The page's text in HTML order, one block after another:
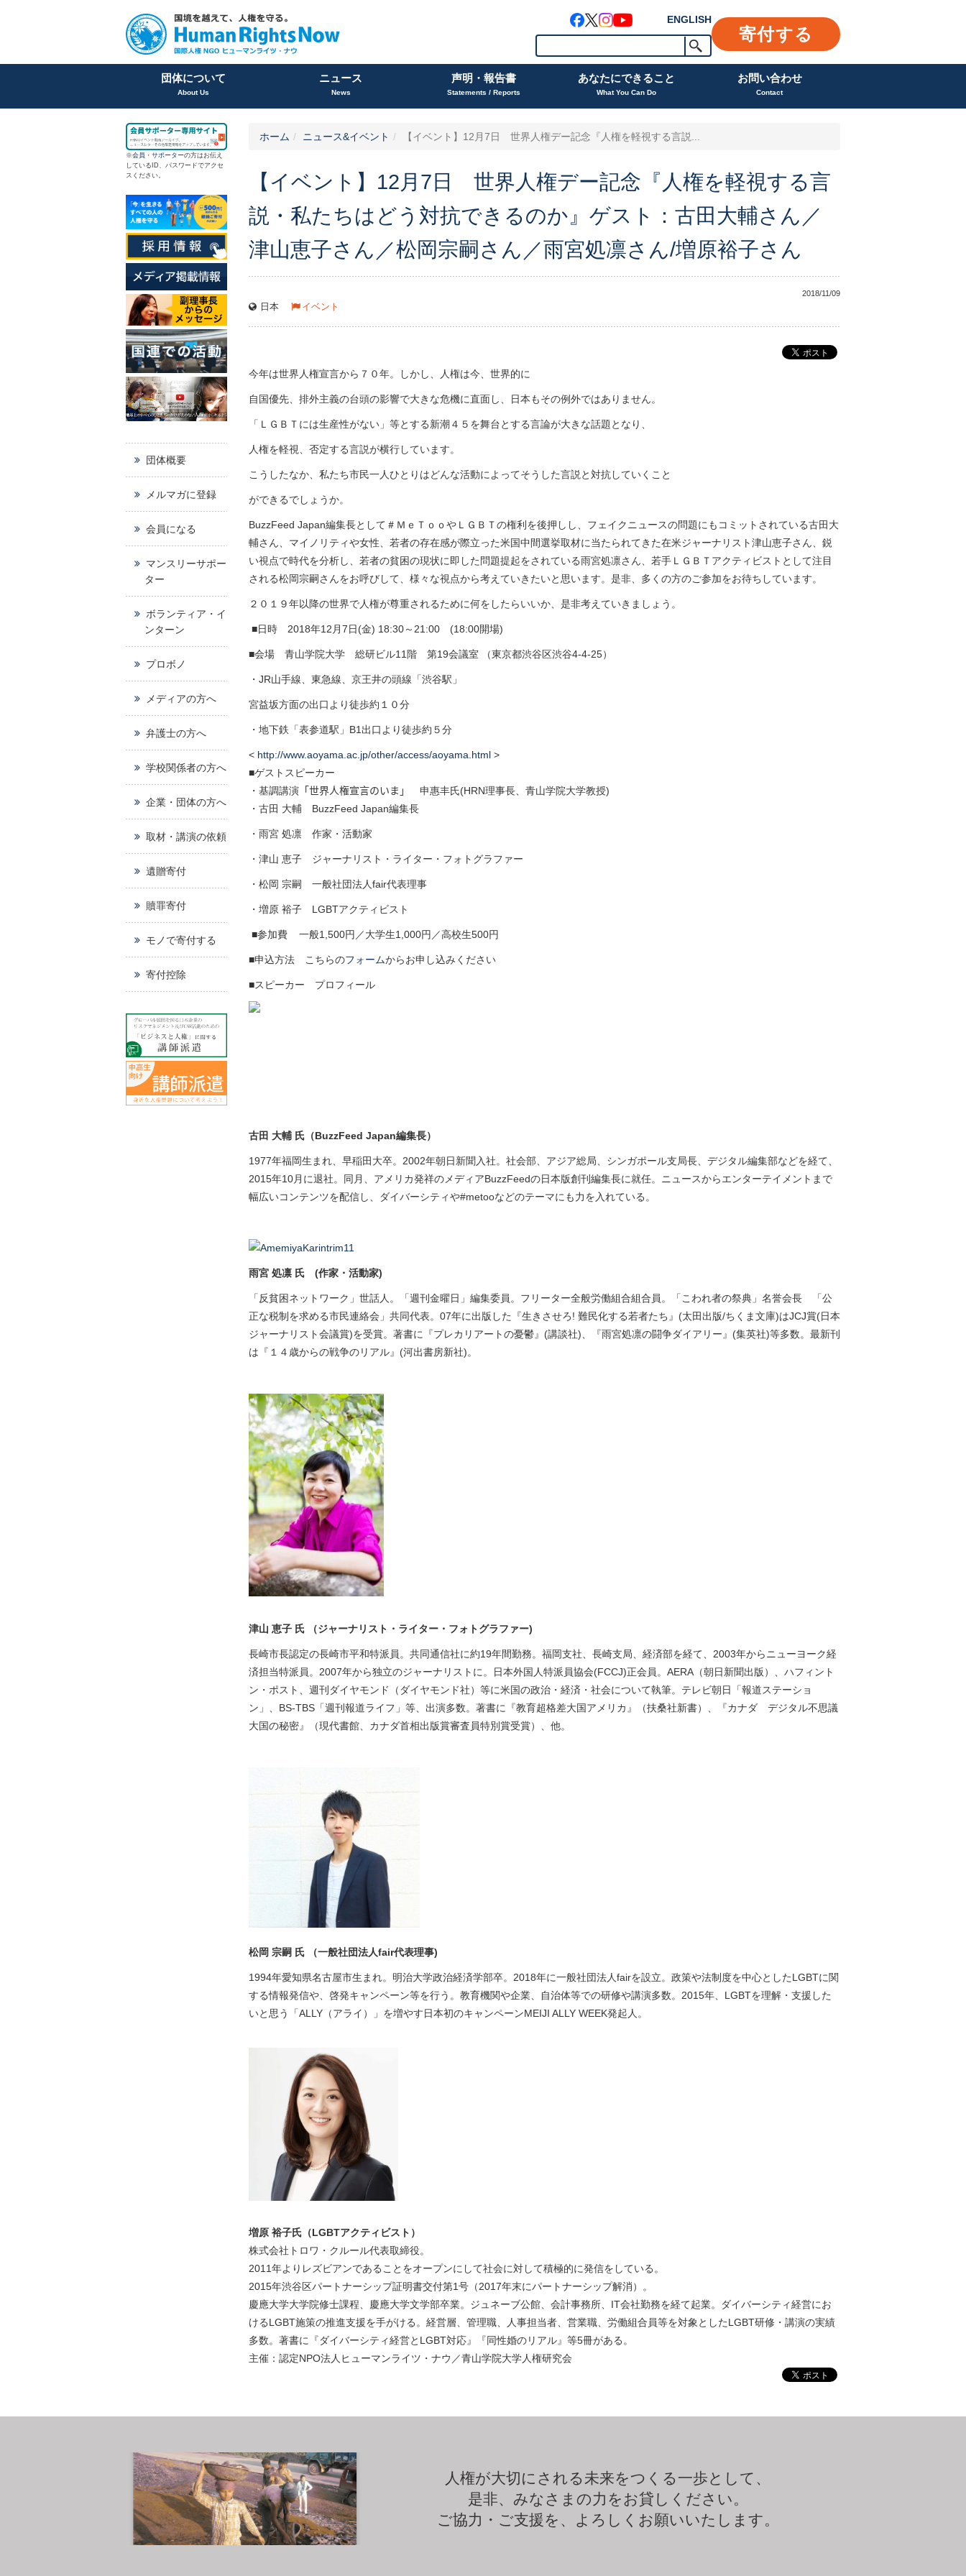
ENGLISH
寄付する
団体について
About Us
ニュース
News
声明・報告書
Statements / Reports
あなたにできること
What You Can Do
お問い合わせ
Contact
ホーム ニュース&イベント 【イベント】12月7日 世界人権デー記念『人権を軽視する言説...
【イベント】12月7日 世界人権デー記念『人権を軽視する言
説・私たちはどう対抗できるのか』ゲスト：古田大輔さん／
津山恵子さん／松岡宗嗣さん／雨宮処凛さん/増原裕子さん
2018/11/09
日本 イベント
今年は世界人権宣言から７０年。しかし、人権は今、世界的に
自国優先、排外主義の台頭の影響で大きな危機に直面し、日本もその例外ではありません。
「ＬＧＢＴには生産性がない」等とする新潮４５を舞台とする言論が大きな話題となり、
人権を軽視、否定する言説が横行しています。
こうしたなか、私たち市民一人ひとりはどんな活動によってそうした言説と対抗していくこと
ができるでしょうか。
BuzzFeed Japan編集長として＃ＭｅＴｏｏやＬＧＢＴの権利を後押しし、フェイクニュースの問題にもコミットされている古田大
輔さん、マイノリティや女性、若者の存在感が際立った米国中間選挙取材に当たられてきた在米ジャーナリスト津山恵子さん、鋭
い視点で時代を分析し、若者の貧困の現状に即した問題提起をされている雨宮処凛さん、若手ＬＧＢＴアクティビストとして注目
される松岡宗嗣さんをお呼びして、様々な視点から考えていきたいと思います。是非、多くの方のご参加をお待ちしています。
２０１９年以降の世界で人権が尊重されるために何をしたらいいか、是非考えていきましょう。
■日時 2018年12月7日(金) 18:30～21:00 (18:00開場)
■会場 青山学院大学 総研ビル11階 第19会議室 （東京都渋谷区渋谷4-4-25）
・JR山手線、東急線、京王井の頭線「渋谷駅」
宮益坂方面の出口より徒歩約１０分
・地下鉄「表参道駅」B1出口より徒歩約５分
< http://www.aoyama.ac.jp/other/access/aoyama.html>
■ゲストスピーカー
・基調講演「世界人権宣言のいま」
申惠丰氏(HRN理事長、青山学院大学教授)
・古田 大輔 BuzzFeed Japan編集長
・雨宮 処凛 作家・活動家
・津山 恵子 ジャーナリスト・ライター・フォトグラファー
・松岡 宗嗣 一般社団法人fair代表理事
・増原 裕子 LGBTアクティビスト
■参加費 一般1,500円／大学生1,000円／高校生500円
■申込方法 こちらのフォームからお申し込みください
■スピーカー プロフィール
古田 大輔 氏（BuzzFeed Japan編集長）
1977年福岡生まれ、早稲田大卒。2002年朝日新聞入社。社会部、アジア総局、シンガポール支局長、デジタル編集部などを経て、
2015年10月に退社。同月、アメリカ発祥のメディアBuzzFeedの日本版創刊編集長に就任。ニュースからエンターテイメントまで
幅広いコンテンツを配信し、ダイバーシティや#metooなどのテーマにも力を入れている。
雨宮 処凛 氏 (作家・活動家)
「反貧困ネットワーク」世話人。「週刊金曜日」編集委員。フリーター全般労働組合組合員。「こわれ者の祭典」名誉会長 「公
正な税制を求める市民連絡会」共同代表。07年に出版した『生きさせろ! 難民化する若者たち』(太田出版/ちくま文庫)はJCJ賞(日本
ジャーナリスト会議賞)を受賞。著書に『プレカリアートの憂鬱』(講談社)、『雨宮処凛の闘争ダイアリー』(集英社)等多数。最新刊
は『１４歳からの戦争のリアル』(河出書房新社)。
津山 恵子 氏 （ジャーナリスト・ライター・フォトグラファー)
長崎市長認定の長崎市平和特派員。共同通信社に約19年間勤務。福岡支社、長崎支局、経済部を経て、2003年からニューヨーク経
済担当特派員。2007年から独立のジャーナリストに。日本外国人特派員協会(FCCJ)正会員。AERA（朝日新聞出版）、ハフィント
ン・ポスト、週刊ダイヤモンド（ダイヤモンド社）等に米国の政治・経済・社会について執筆。テレビ朝日「報道ステーショ
ン」、BS-TBS「週刊報道ライフ」等、出演多数。著書に『教育超格差大国アメリカ』（扶桑社新書）、『カナダ デジタル不思議
大国の秘密』（現代書館、カナダ首相出版賞審査員特別賞受賞）、他。
松岡 宗嗣 氏 （一般社団法人fair代表理事)
1994年愛知県名古屋市生まれ。明治大学政治経済学部卒。2018年に一般社団法人fairを設立。政策や法制度を中心としたLGBTに関
する情報発信や、啓発キャンペーン等を行う。教育機関や企業、自治体等での研修や講演多数。2015年、LGBTを理解・支援した
いと思う「ALLY（アライ）」を増やす日本初のキャンペーンMEIJI ALLY WEEK発起人。
増原 裕子氏（LGBTアクティビスト）
株式会社トロワ・クルール代表取締役。
2011年よりレズビアンであることをオープンにして社会に対して積極的に発信をしている。
2015年渋谷区パートナーシップ証明書交付第1号（2017年末にパートナーシップ解消）。
慶應大学大学院修士課程、慶應大学文学部卒業。ジュネーブ公館、 会計事務所、IT会社勤務を経て起業。
ダイバーシティ経営にお
けるLGBT施策の推進支援を手がける。 経営層、管理職、人事担当者、営業職、 労働組合員等を対象としたLGBT研修・講演の実績
多数。 著書に『ダイバーシティ経営とLGBT対応』『同性婚のリアル』 等5冊がある。
主催：認定NPO法人ヒューマンライツ・ナウ／青山学院大学人権研究会
※会員 ・ サポーターの方はお伝え
しているID、パスワードでアクセ
スください。
団体概要
メルマガに登録
会員になる
マンスリーサポー
ター
ボランティア・イ
ンターン
プロボノ
メディアの方へ
弁護士の方へ
学校関係者の方へ
企業・団体の方へ
取材・講演の依頼
遺贈寄付
贖罪寄付
モノで寄付する
寄付控除
人権が大切にされる未来をつくる一歩として、
是非、みなさまの力をお貸しください。
ご協力・ご支援を、よろしくお願いいたします。